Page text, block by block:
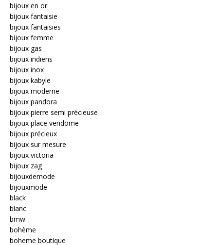
bijoux en or
bijoux fantaisie
bijoux fantaisies
bijoux femme
bijoux gas
bijoux indiens
bijoux inox
bijoux kabyle
bijoux moderne
bijoux pandora
bijoux pierre semi précieuse
bijoux place vendome
bijoux précieux
bijoux sur mesure
bijoux victoria
bijoux zag
bijouxdemode
bijouxmode
black
blanc
bmw
bohème
boheme boutique